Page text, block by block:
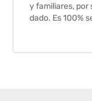
y familiares, por
dado. Es 100%